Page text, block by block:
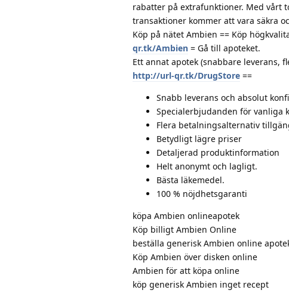
rabatter på extrafunktioner. Med vårt
transaktioner kommer att vara säkra
Köp på nätet Ambien == Köp
qr.tk/Ambien = Gå till apoteket.
Ett annat apotek (snabbare leverans,
http://url-qr.tk/DrugStore ==
Snabb leverans och absolut
Specialerbjudanden för vanliga
Flera betalningsalternativ
Betydligt lägre priser
Detaljerad produktinformation
Helt anonymt och lagligt.
Bästa läkemedel.
100 % nöjdhetsgaranti
köpa Ambien onlineapotek
Köp billigt Ambien Online
beställa generisk Ambien online
Köp Ambien över disken online
Ambien för att köpa online
köp generisk Ambien inget recept